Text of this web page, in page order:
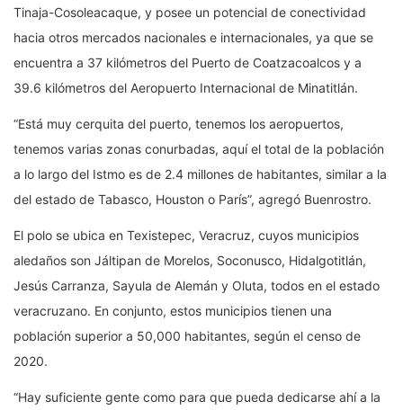
Tinaja-Cosoleacaque, y posee un potencial de conectividad
hacia otros mercados nacionales e internacionales, ya que se
encuentra a 37 kilómetros del Puerto de Coatzacoalcos y a
39.6 kilómetros del Aeropuerto Internacional de Minatitlán.
“Está muy cerquita del puerto, tenemos los aeropuertos,
tenemos varias zonas conurbadas, aquí el total de la población
a lo largo del Istmo es de 2.4 millones de habitantes, similar a la
del estado de Tabasco, Houston o París”, agregó Buenrostro.
El polo se ubica en Texistepec, Veracruz, cuyos municipios
aledaños son Jáltipan de Morelos, Soconusco, Hidalgotitlán,
Jesús Carranza, Sayula de Alemán y Oluta, todos en el estado
veracruzano. En conjunto, estos municipios tienen una
población superior a 50,000 habitantes, según el censo de
2020.
“Hay suficiente gente como para que pueda dedicarse ahí a la